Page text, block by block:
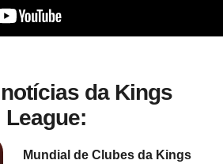
da Kings
League:
Mundial de Clubes da Kings